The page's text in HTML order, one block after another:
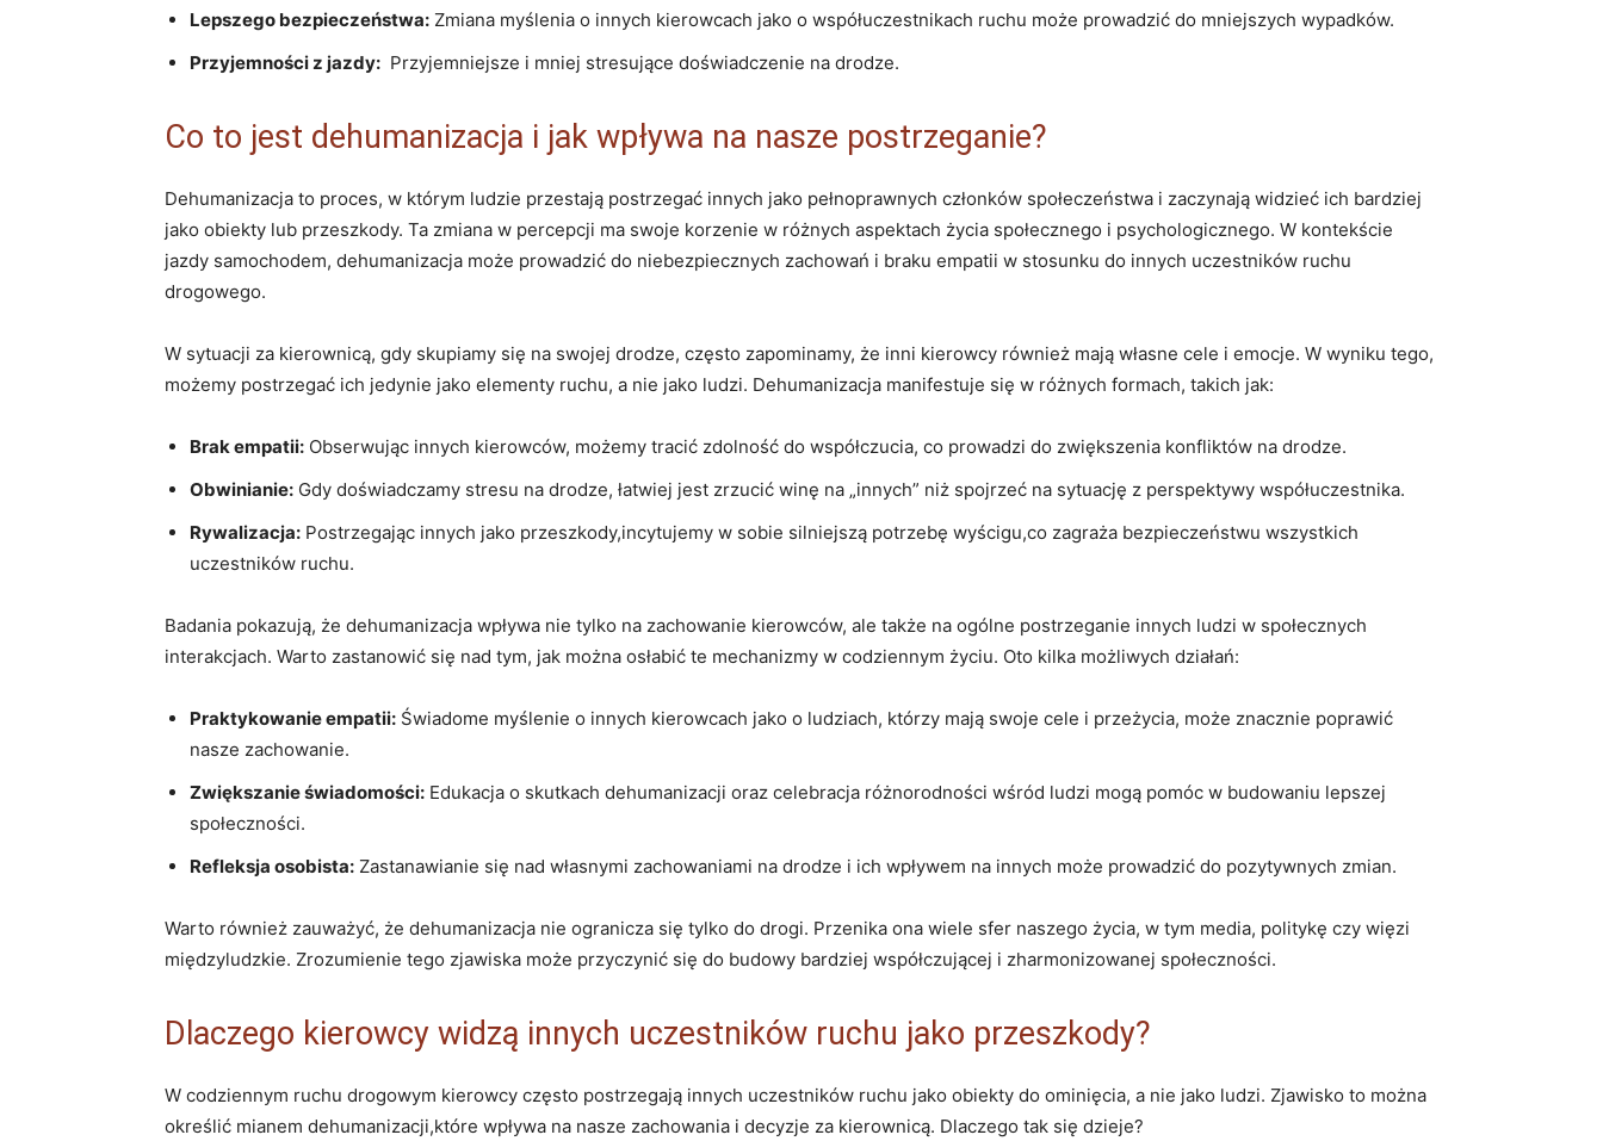
Lepszego bezpieczeństwa: Zmiana myślenia o innych kierowcach jako o‍ współuczestnikach ruchu może prowadzić do mniejszych ‍wypadków.
Przyjemności ⁣z jazdy: ‌ Przyjemniejsze i mniej stresujące doświadczenie na drodze.
Co to jest dehumanizacja i jak wpływa na nasze postrzeganie?
Dehumanizacja⁤ to proces, ⁤w którym ludzie przestają postrzegać innych‍ jako ⁣pełnoprawnych członków społeczeństwa⁢ i zaczynają widzieć ich ⁣bardziej ​
jako obiekty lub przeszkody. Ta⁣ zmiana w‌ percepcji ma swoje korzenie w różnych ⁣aspektach życia społecznego i psychologicznego.⁣ W kontekście⁢
jazdy samochodem, dehumanizacja może prowadzić do‌ niebezpiecznych zachowań i braku ‌empatii w stosunku do innych uczestników‌ ruchu
drogowego.
W ⁢sytuacji za kierownicą,⁣ gdy skupiamy‍ się na swojej drodze, często​ zapominamy, że inni kierowcy również mają własne cele i emocje. W wyniku tego,
możemy postrzegać ich jedynie jako elementy​ ruchu, a nie jako ludzi. Dehumanizacja ‍manifestuje się w różnych⁢ formach, takich jak:
Brak empatii: Obserwując innych ⁢kierowców, możemy tracić zdolność do⁢ współczucia, co prowadzi do zwiększenia konfliktów ⁣na drodze.
Obwinianie: Gdy doświadczamy stresu na drodze, łatwiej ​jest zrzucić winę na „innych” niż spojrzeć na⁢ sytuację ​z perspektywy współuczestnika.
Rywalizacja: Postrzegając innych ‌jako przeszkody,incytujemy w sobie silniejszą potrzebę wyścigu,co zagraża bezpieczeństwu‍ wszystkich
uczestników ruchu.
Badania pokazują,⁤ że dehumanizacja wpływa nie tylko na zachowanie kierowców, ale także na ogólne‍ postrzeganie ‌innych ludzi w społecznych
interakcjach. Warto zastanowić się nad tym, jak można osłabić te mechanizmy w codziennym życiu. Oto kilka możliwych działań:
Praktykowanie empatii: Świadome myślenie o innych kierowcach jako o ludziach, którzy mają swoje cele i przeżycia, może znacznie poprawić
nasze zachowanie.
Zwiększanie świadomości: ⁤Edukacja o skutkach dehumanizacji oraz celebracja różnorodności wśród ludzi mogą pomóc w budowaniu lepszej
społeczności.
Refleksja osobista: Zastanawianie się nad własnymi zachowaniami na drodze i ich wpływem na innych może prowadzić do pozytywnych zmian.
Warto również zauważyć, że dehumanizacja nie ogranicza się tylko​ do ⁢drogi. Przenika ona wiele sfer naszego życia, w tym media, politykę czy więzi
międzyludzkie. Zrozumienie tego zjawiska może przyczynić się‌ do budowy bardziej współczującej i ⁤zharmonizowanej ‍społeczności.
Dlaczego kierowcy widzą⁢ innych uczestników ruchu jako przeszkody?
W codziennym ruchu drogowym kierowcy często postrzegają ‌innych uczestników ruchu jako obiekty do ominięcia, a nie jako ludzi.⁤ Zjawisko to można
określić mianem dehumanizacji,które wpływa na nasze zachowania i decyzje za kierownicą. ​Dlaczego tak się ​dzieje?